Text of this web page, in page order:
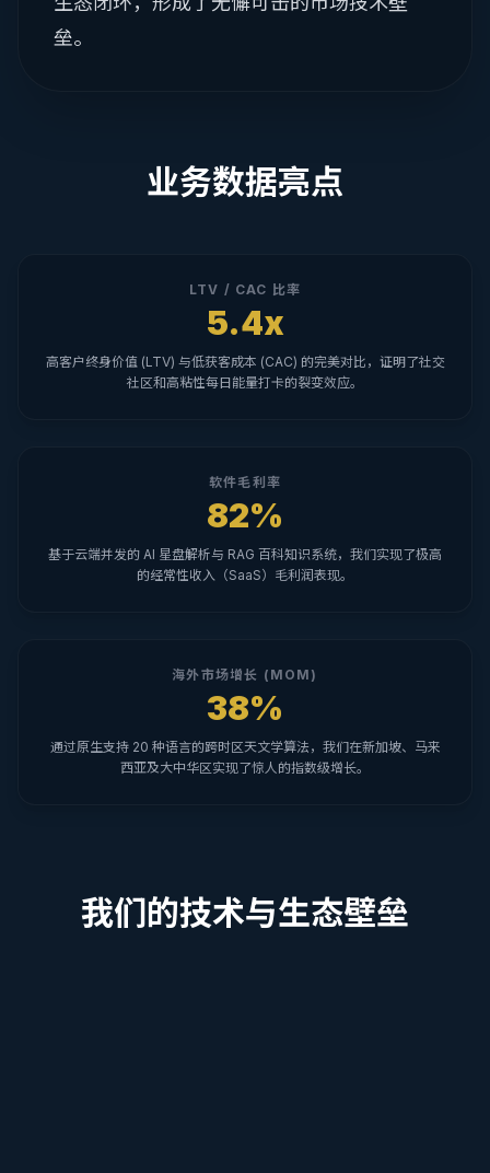
垒。
业务数据亮点
LTV / CAC 比率
5.4x
高客户终身价值 (LTV) 与低获客成本 (CAC) 的完美对比，证明了社交
社区和高粘性每日能量打卡的裂变效应。
软件毛利率
82%
基于云端并发的 AI 星盘解析与 RAG 百科知识系统，我们实现了极高
的经常性收入（SaaS）毛利润表现。
海外市场增长 (MOM)
38%
通过原生支持 20 种语言的跨时区天文学算法，我们在新加坡、马来
西亚及大中华区实现了惊人的指数级增长。
我们的技术与生态壁垒